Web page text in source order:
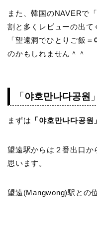
また、韓国のNAVERで
割と多くレビューの出て
「望遠洞でひとりご飯＝
のかもしれません＾＾
「야호만나다공원
まずは 「야호만나다공원
望遠駅からは２番出口か
思います。
望遠(Mangwong)駅との